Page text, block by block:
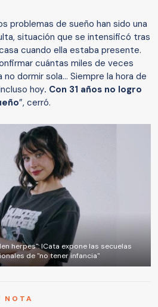
problemas de sueño han sido una
situación que se intensificó tras
cuando ella estaba presente.
cuántas miles de veces
no dormir sola… Siempre la hora de
hoy. Con 31 años no logro
”, cerró.
herpes": ICata expone las secuelas
de "no tener infancia"
NOTA